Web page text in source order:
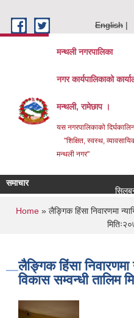
English
मन्थली नगरपालिका
नगर कार्यपालिकाको
मन्थली, रामेछाप ।
यस नगरपालिकाको
"शिक्षित, स्वस्थ,
मन्थली नगर"
समाचार
You are here
Home » लैङ्गिक हिंसा निवारणमा
लैङ्गिक हिंसा निवारणमा
विकास सम्वन्धी तालिम